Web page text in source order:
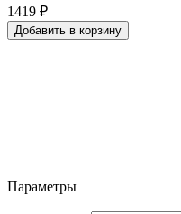
1419 ₽
Добавить в корзину
Параметры